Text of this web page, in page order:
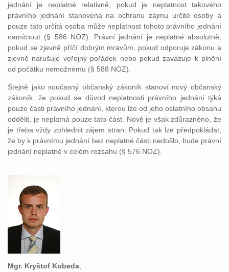
jednání je neplatné relativně, pokud je neplatnost takového
právního jednání stanovena na ochranu zájmu určité osoby a
pouze tato určitá osoba může neplatnost tohoto právního jednání
namítnout (§ 586 NOZ). Právní jednání je neplatné absolutně,
pokud se zjevně příčí dobrým mravům, pokud odporuje zákonu a
zjevně narušuje veřejný pořádek nebo pokud zavazuje k plnění
od počátku nemožnému (§ 588 NOZ).
Stejně jako současný občanský zákoník stanoví nový občanský
zákoník, že pokud se důvod neplatnosti právního jednání týká
pouze části právního jednání, kterou lze od jeho ostatního obsahu
oddělit, je neplatná pouze tato část. Nově je však zdůrazněno, že
je třeba vždy zohlednit zájem stran. Pokud tak lze předpokládat,
že by k právnímu jednání bez neplatné části nedošlo, bude právní
jednání neplatné v celém rozsahu (§ 576 NOZ).
Mgr. Kryštof Kobeda